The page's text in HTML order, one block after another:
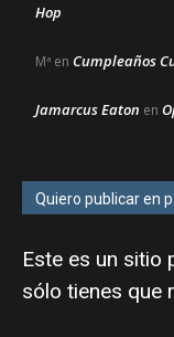
Hop
Mª en Cumpleaños
Jamarcus Eaton en
Quiero publicar en
Este es un sitio
sólo tienes que